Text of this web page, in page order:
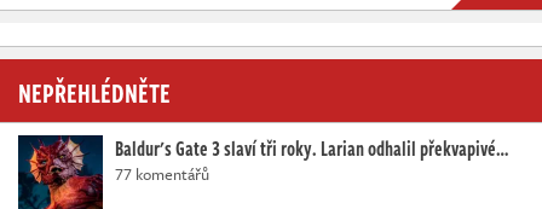
NEPŘEHLÉDNĚTE
Baldur's Gate 3 slaví tři roky. Larian odhalil překvapivé…
77 komentářů